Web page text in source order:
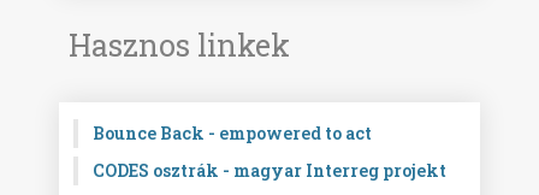
Hasznos linkek
Bounce Back - empowered to act
CODES osztrák - magyar Interreg projekt